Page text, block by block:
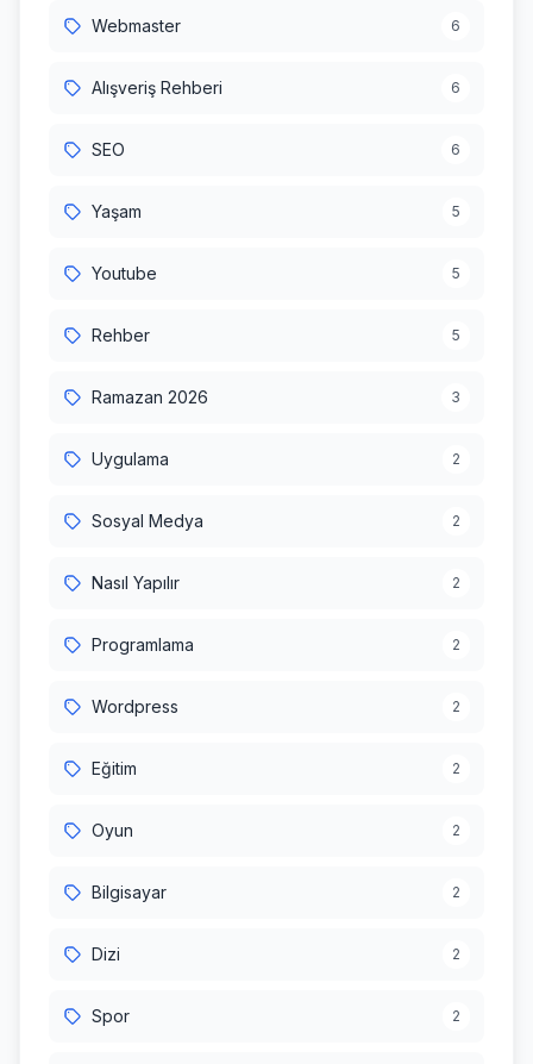
Webmaster 6
Alışveriş Rehberi 6
SEO 6
Yaşam 5
Youtube 5
Rehber 5
Ramazan 2026 3
Uygulama 2
Sosyal Medya 2
Nasıl Yapılır 2
Programlama 2
Wordpress 2
Eğitim 2
Oyun 2
Bilgisayar 2
Dizi 2
Spor 2